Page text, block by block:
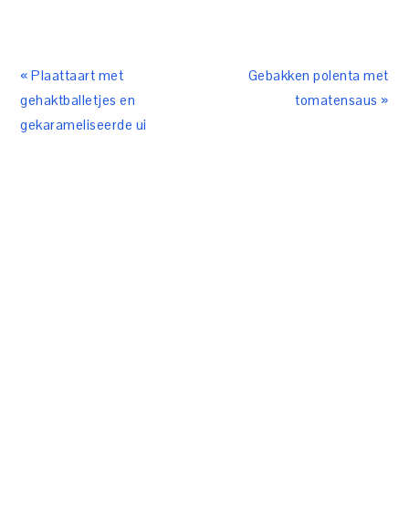
« Plaattaart met
gehaktballetjes en
gekarameliseerde ui
Gebakken polenta met
tomatensaus »